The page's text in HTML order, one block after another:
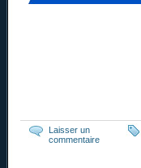
Laisser un
commentaire